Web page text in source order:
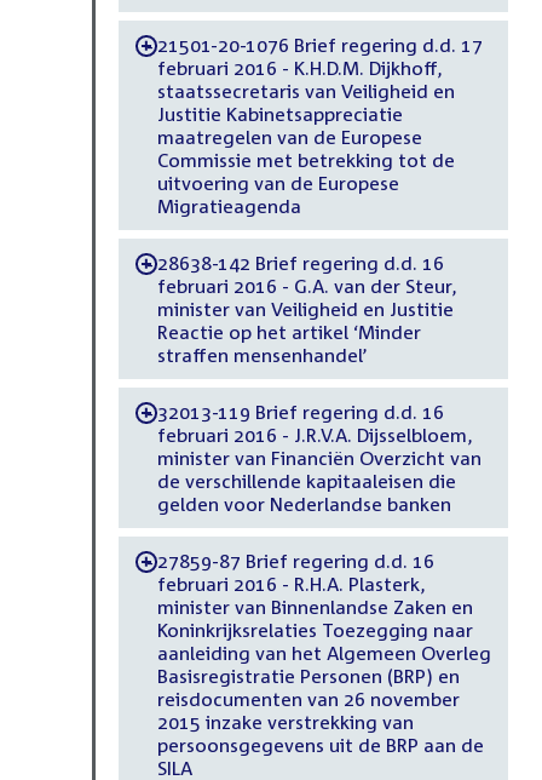
-21501-20-1076 Brief regering d.d. 17
februari 2016 - K.H.D.M. Dijkhoff,
staatssecretaris van Veiligheid en
Justitie Kabinetsappreciatie
maatregelen van de Europese
Commissie met betrekking tot de
uitvoering van de Europese
Migratieagenda
-28638-142 Brief regering d.d. 16
februari 2016 - G.A. van der Steur,
minister van Veiligheid en Justitie
Reactie op het artikel ‘Minder
straffen mensenhandel’
-32013-119 Brief regering d.d. 16
februari 2016 - J.R.V.A. Dijsselbloem,
minister van Financiën Overzicht van
de verschillende kapitaaleisen die
gelden voor Nederlandse banken
-27859-87 Brief regering d.d. 16
februari 2016 - R.H.A. Plasterk,
minister van Binnenlandse Zaken en
Koninkrijksrelaties Toezegging naar
aanleiding van het Algemeen Overleg
Basisregistratie Personen (BRP) en
reisdocumenten van 26 november
2015 inzake verstrekking van
persoonsgegevens uit de BRP aan de
SILA